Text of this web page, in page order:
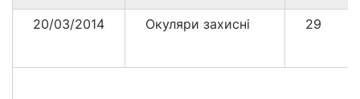
20/03/2014 Окуляри захисні 29